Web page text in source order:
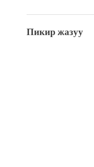
Пикир жазуу